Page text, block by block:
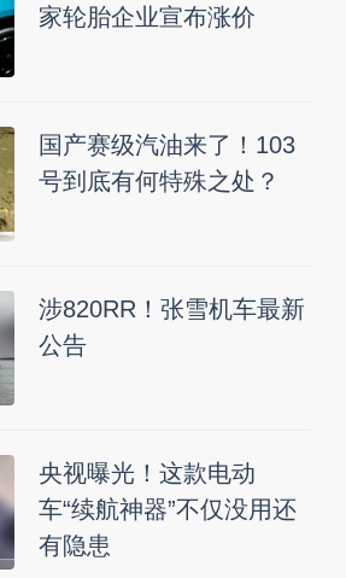
家轮胎企业宣布涨价
国产赛级汽油来了！103
号到底有何特殊之处？
涉820RR！张雪机车最新
公告
央视曝光！这款电动
车“续航神器”不仅没用还
有隐患